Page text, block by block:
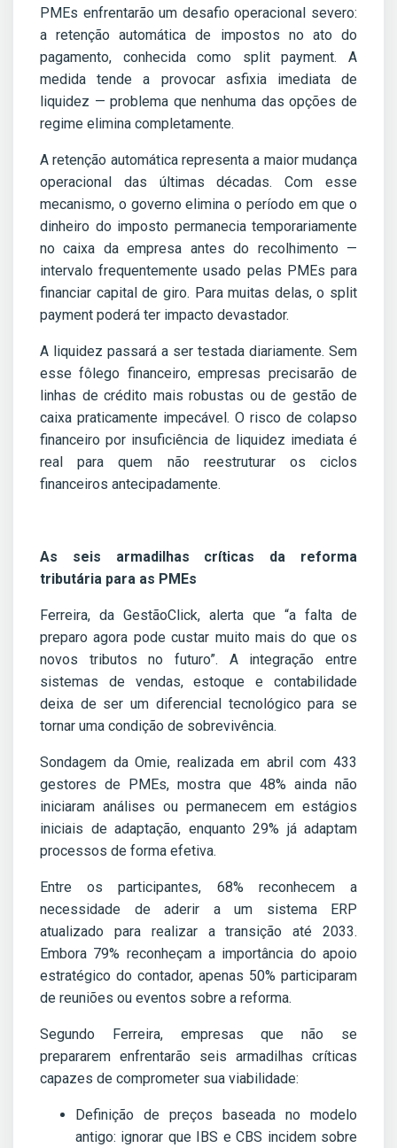
PMEs enfrentarão um desafio operacional severo:
a retenção automática de impostos no ato do
pagamento, conhecida como split payment. A
medida tende a provocar asfixia imediata de
liquidez — problema que nenhuma das opções de
regime elimina completamente.
A retenção automática representa a maior mudança
operacional das últimas décadas. Com esse
mecanismo, o governo elimina o período em que o
dinheiro do imposto permanecia temporariamente
no caixa da empresa antes do recolhimento —
intervalo frequentemente usado pelas PMEs para
financiar capital de giro. Para muitas delas, o split
payment poderá ter impacto devastador.
A liquidez passará a ser testada diariamente. Sem
esse fôlego financeiro, empresas precisarão de
linhas de crédito mais robustas ou de gestão de
caixa praticamente impecável. O risco de colapso
financeiro por insuficiência de liquidez imediata é
real para quem não reestruturar os ciclos
financeiros antecipadamente.
As seis armadilhas críticas da reforma
tributária para as PMEs
Ferreira, da GestãoClick, alerta que “a falta de
preparo agora pode custar muito mais do que os
novos tributos no futuro”. A integração entre
sistemas de vendas, estoque e contabilidade
deixa de ser um diferencial tecnológico para se
tornar uma condição de sobrevivência.
Sondagem da Omie, realizada em abril com 433
gestores de PMEs, mostra que 48% ainda não
iniciaram análises ou permanecem em estágios
iniciais de adaptação, enquanto 29% já adaptam
processos de forma efetiva.
Entre os participantes, 68% reconhecem a
necessidade de aderir a um sistema ERP
atualizado para realizar a transição até 2033.
Embora 79% reconheçam a importância do apoio
estratégico do contador, apenas 50% participaram
de reuniões ou eventos sobre a reforma.
Segundo Ferreira, empresas que não se
prepararem enfrentarão seis armadilhas críticas
capazes de comprometer sua viabilidade:
Definição de preços baseada no modelo
antigo: ignorar que IBS e CBS incidem sobre